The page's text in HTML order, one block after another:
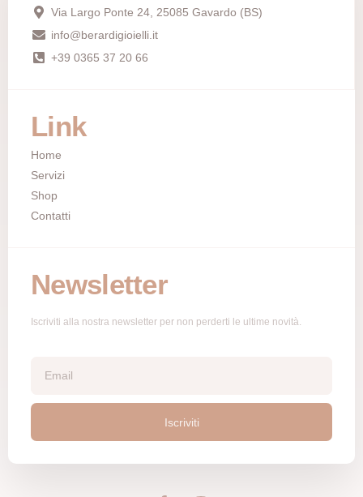
Via Largo Ponte 24, 25085 Gavardo (BS)
info@berardigioielli.it
+39 0365 37 20 66
Link
Home
Servizi
Shop
Contatti
Newsletter
Iscriviti alla nostra newsletter per non perderti le ultime novità.
Iscriviti